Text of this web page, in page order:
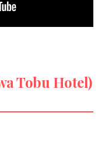
Tobu Hotel)